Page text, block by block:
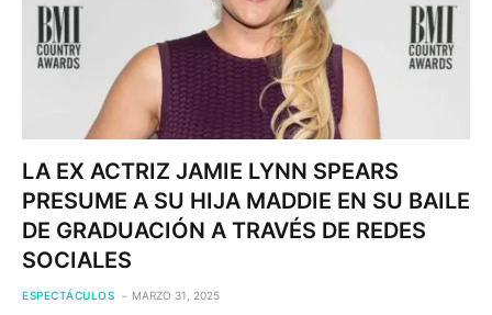
LA EX ACTRIZ JAMIE LYNN SPEARS
PRESUME A SU HIJA MADDIE EN SU BAILE
DE GRADUACIÓN A TRAVÉS DE REDES
SOCIALES
ESPECTÁCULOS MARZO 31, 2025